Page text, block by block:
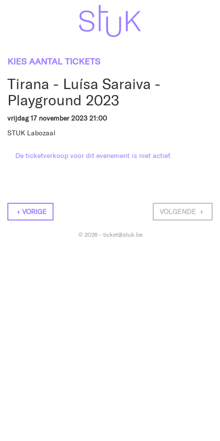
KIES AANTAL TICKETS
Tirana - Luísa Saraiva -
Playground 2023
vrijdag 17 november 2023 21:00
STUK Labozaal
De ticketverkoop voor dit evenement is niet actief.
VOLGENDE
VORIGE
© 2026 - ticket@stuk.be